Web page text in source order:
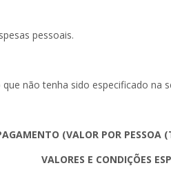
pessoais.
não tenha sido especificado na
(VALOR POR PESSOA
VALORES E CONDIÇÕES